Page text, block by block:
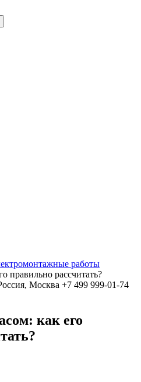
работы
правильно рассчитать?
Москва +7 499 999-01-74
как его